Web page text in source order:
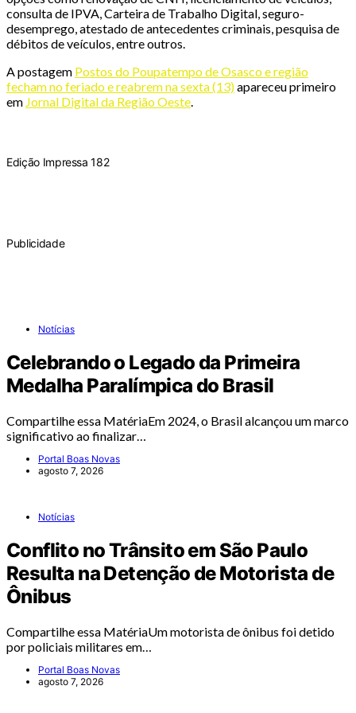
consulta de IPVA, Carteira de Trabalho Digital, seguro-
desemprego, atestado de antecedentes criminais, pesquisa de
débitos de veículos, entre outros.
A postagem Postos do Poupatempo de Osasco e região
fecham no feriado e reabrem na sexta (13)apareceu primeiro
em Jornal Digital da Região Oeste
Edição Impressa 182
Publicidade
Notícias
Celebrando o Legado da Primeira
Medalha Paralímpica do Brasil
Compartilhe essa MatériaEm 2024, o Brasil alcançou um marco
significativo ao finalizar…
Portal Boas Novas
agosto 7, 2026
Notícias
Conflito no Trânsito em São Paulo
Resulta na Detenção de Motorista de
Ônibus
Compartilhe essa MatériaUm motorista de ônibus foi detido
por policiais militares em…
Portal Boas Novas
agosto 7, 2026